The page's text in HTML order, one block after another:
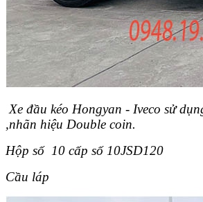
Xe đầu kéo Hongyan - Iveco sử
,nhãn hiệu Double coin.
Hộp số 10 cấp số 10JSD120
Cầu láp